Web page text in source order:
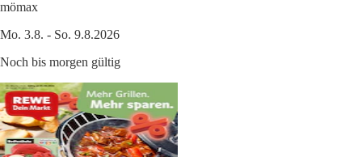
mömax
Mo. 3.8. - So. 9.8.2026
Noch bis morgen gültig